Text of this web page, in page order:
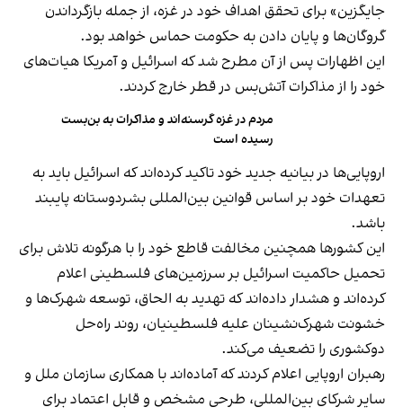
جایگزین» برای تحقق اهداف خود در غزه، از جمله بازگرداندن
گروگان‌ها و پایان دادن به حکومت حماس خواهد بود.
این اظهارات پس از آن مطرح شد که اسرائیل و آمریکا هیات‌های
خود را از مذاکرات آتش‌بس در قطر خارج کردند.
مردم در غزه گرسنه‌اند و مذاکرات به بن‌بست
رسیده است
اروپایی‌ها در بیانیه جدید خود تاکید کرده‌اند که اسرائیل باید به
تعهدات خود بر اساس قوانین بین‌المللی بشردوستانه پایبند
باشد.
این کشورها همچنین مخالفت قاطع خود را با هرگونه تلاش برای
تحمیل حاکمیت اسرائیل بر سرزمین‌های فلسطینی اعلام
کرده‌اند و هشدار داده‌اند که تهدید به الحاق، توسعه شهرک‌ها و
خشونت شهرک‌نشینان علیه فلسطینیان، روند راه‌حل
دوکشوری را تضعیف می‌کند.
رهبران اروپایی اعلام کردند که آماده‌اند با همکاری سازمان ملل و
سایر شرکای بین‌المللی، طرحی مشخص و قابل اعتماد برای